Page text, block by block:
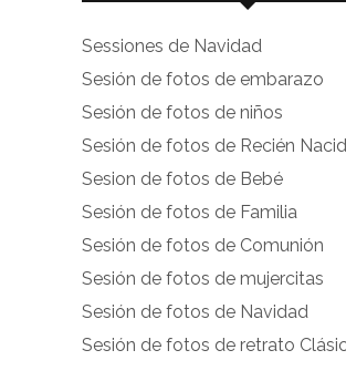
facebook.com
en
Facebook
instagram.com
en
Instagram
Sessiones de Navidad
Sesión de fotos de embarazo
Sesión de fotos de niños
Sesión de fotos de Recién
Sesion de fotos de Bebé
Sesión de fotos de Familia
Sesión de fotos de Comunión
Sesión de fotos de mujercitas
Sesión de fotos de Navidad
Sesión de fotos de retrato